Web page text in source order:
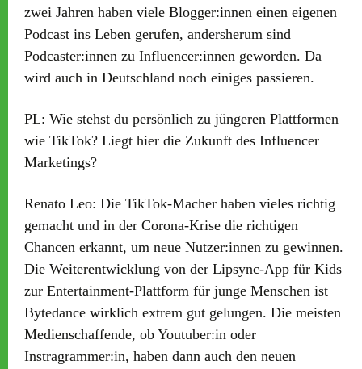
zwei Jahren haben viele Blogger:innen einen eigenen
Podcast ins Leben gerufen, andersherum sind
Podcaster:innen zu Influencer:innen geworden. Da
wird auch in Deutschland noch einiges passieren.
PL: Wie stehst du persönlich zu jüngeren Plattformen
wie TikTok? Liegt hier die Zukunft des Influencer
Marketings?
Renato Leo: Die TikTok-Macher haben vieles richtig
gemacht und in der Corona-Krise die richtigen
Chancen erkannt, um neue Nutzer:innen zu gewinnen.
Die Weiterentwicklung von der Lipsync-App für Kids
zur Entertainment-Plattform für junge Menschen ist
Bytedance wirklich extrem gut gelungen. Die meisten
Medienschaffende, ob Youtuber:in oder
Instragrammer:in, haben dann auch den neuen